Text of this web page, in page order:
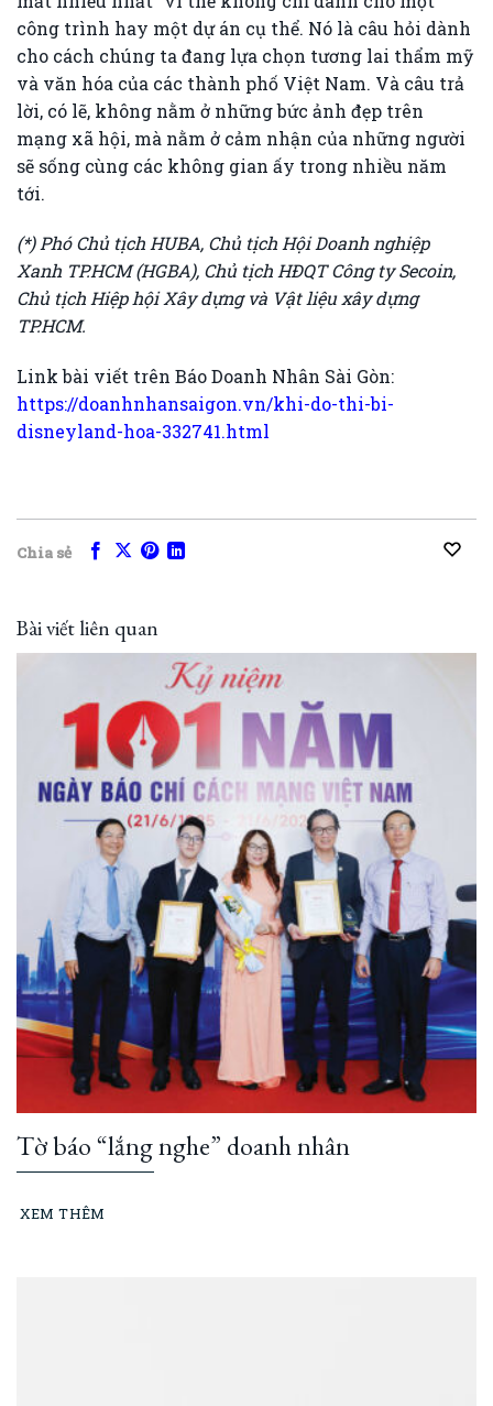
công trình hay một dự án cụ thể. Nó là câu hỏi dành
cho cách chúng ta đang lựa chọn tương lai thẩm mỹ
và văn hóa của các thành phố Việt Nam. Và câu trả
lời, có lẽ, không nằm ở những bức ảnh đẹp trên
mạng xã hội, mà nằm ở cảm nhận của những người
sẽ sống cùng các không gian ấy trong nhiều năm
tới.
(*) Phó Chủ tịch HUBA, Chủ tịch Hội Doanh nghiệp
Xanh TP.HCM (HGBA), Chủ tịch HĐQT Công ty Secoin,
Chủ tịch Hiệp hội Xây dựng và Vật liệu xây dựng
TP.HCM.
Link bài viết trên Báo Doanh Nhân Sài Gòn:
https://doanhnhansaigon.vn/khi-do-thi-bi-
disneyland-hoa-332741.html
Chia sẻ
Bài viết liên quan
Tờ báo “lắng nghe” doanh nhân
XEM THÊM